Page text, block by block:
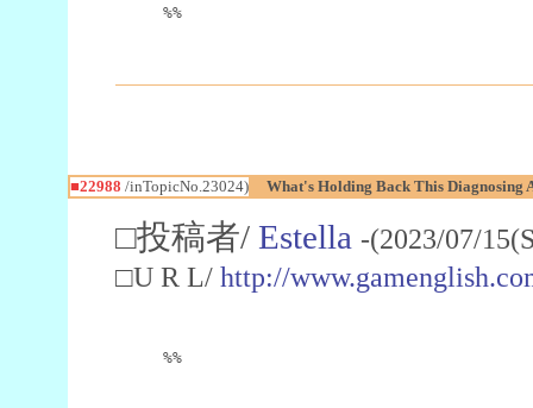
%%
■22988 /inTopicNo.23024) What's Holding Back This Diagnosing
□投稿者/ Estella -(2023/07/
□U R L/ http://
%%